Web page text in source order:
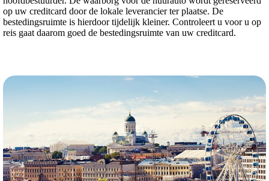
op uw creditcard door de lokale leverancier ter plaatse. De
bestedingsruimte is hierdoor tijdelijk kleiner. Controleert u voor u op
reis gaat daarom goed de bestedingsruimte van uw creditcard.